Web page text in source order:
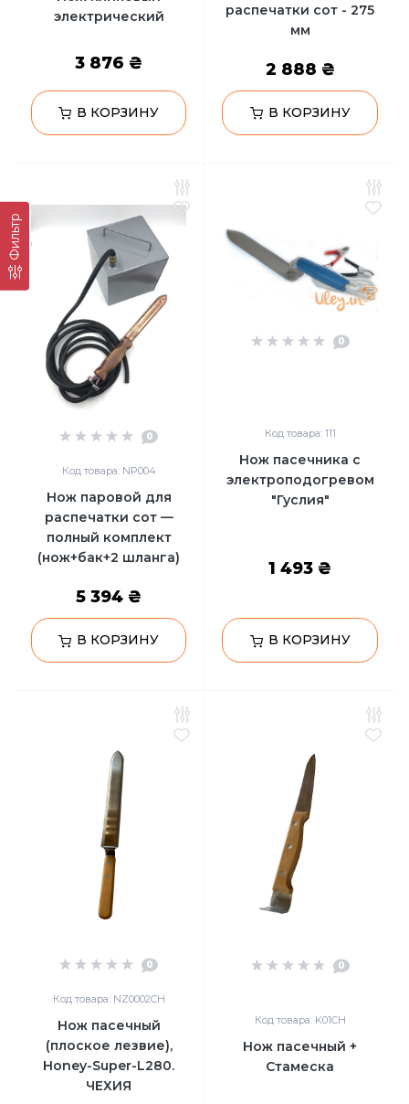
Фильтр
электрический
3 876 ₴
В КОРЗИНУ
распечатки сот - 275
мм
2 888 ₴
В КОРЗИНУ
0
Код товара: NP004
Нож паровой для
распечатки сот —
полный комплект
(нож+бак+2 шланга)
5 394 ₴
В КОРЗИНУ
0
Код товара: 111
Нож пасечника с
электроподогревом
"Гуслия"
1 493 ₴
В КОРЗИНУ
0
Код товара: NZ0002CH
Нож пасечный
(плоское лезвие),
Honey-Super-L280.
ЧЕХИЯ
0
Код товара: K01CH
Нож пасечный +
Стамеска